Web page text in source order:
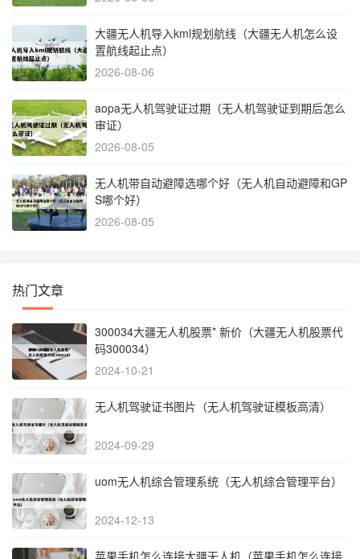
大疆无人机导入kml规划航线（大疆无人机怎么设
置航线起止点）
2026-08-06
aopa无人机驾驶证过期（无人机驾驶证到期后怎么
审证）
2026-08-05
无人机带自动避障选哪个好（无人机自动避障和GP
S哪个好）
2026-08-05
热门文章
300034大疆无人机股票* 新价（大疆无人机股票代
码300034）
2024-10-21
无人机驾驶证书图片（无人机驾驶证模板高清）
2024-09-29
uom无人机综合管理系统（无人机综合管理平台）
2024-12-13
苹果手机怎么连接大疆无人机（苹果手机怎么连接